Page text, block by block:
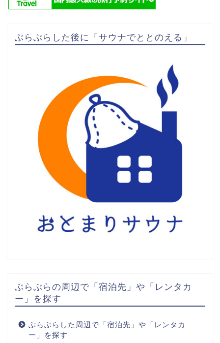
ぶらぶらした後に「サウナでととのえる」
ぶらぶらの周辺で「宿泊先」や「レンタカ
ー」を探す
ぶらぶらした周辺で「宿泊先」や「レンタカ
ー」を探す